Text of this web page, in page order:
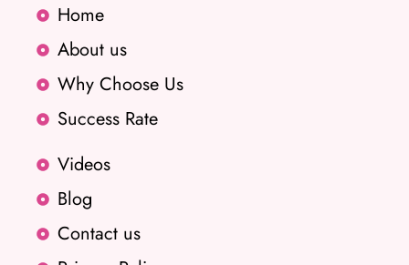
Home
About us
Why Choose Us
Success Rate
Videos
Blog
Contact us